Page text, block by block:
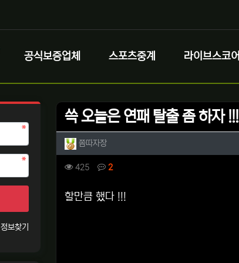
공식보증업체 스포츠중계 라이브스코어
쓱 오늘은 연패 탈출 좀 하자 !!!
작성자 정보
쫌따자장작성
컨텐츠 정보
425조회 2댓글
본문
할만큼 했다 !!!
정보찾기